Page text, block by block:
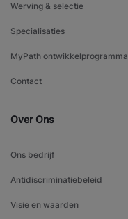
Werving & selectie
Specialisaties
MyPath ontwikkelprogramma
Contact
Over Ons
Ons bedrijf
Antidiscriminatiebeleid
Visie en waarden